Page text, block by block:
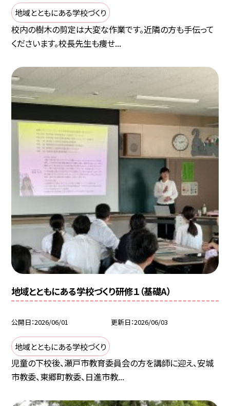
地域とともにある学校づくり
校内の樹木の剪定は大変な作業です。近隣の方も手伝って
くださいます。校長先生も痩せ...
地域とともにある学校づくり研修１（基礎A）
公開日 2026/06/01 更新日 2026/06/03
地域とともにある学校づくり
児童の下校後、瀬戸市教育委員会の方を講師に迎え、安城
市教委、東郷町教委、日進市教...